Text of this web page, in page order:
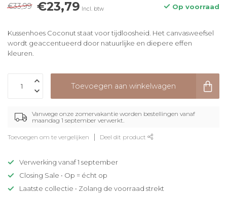
€33,99 €23,79 Incl. btw Op voorraad
Kussenhoes Coconut staat voor tijdloosheid. Het canvasweefsel
wordt geaccentueerd door natuurlijke en diepere effen
kleuren.
Toevoegen aan winkelwagen
Vanwege onze zomervakantie worden bestellingen vanaf
maandag 1 september verwerkt.
Toevoegen om te vergelijken Deel dit product
Verwerking vanaf 1 september
Closing Sale • Op = écht op
Laatste collectie • Zolang de voorraad strekt